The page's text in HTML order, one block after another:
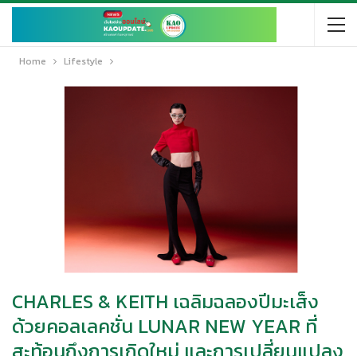
Home Lifestyle
CHARLES & KEITH เฉลิมฉลองปีมะเส็ง
ด้วยคอลเลคชั่น LUNAR NEW YEAR ที่